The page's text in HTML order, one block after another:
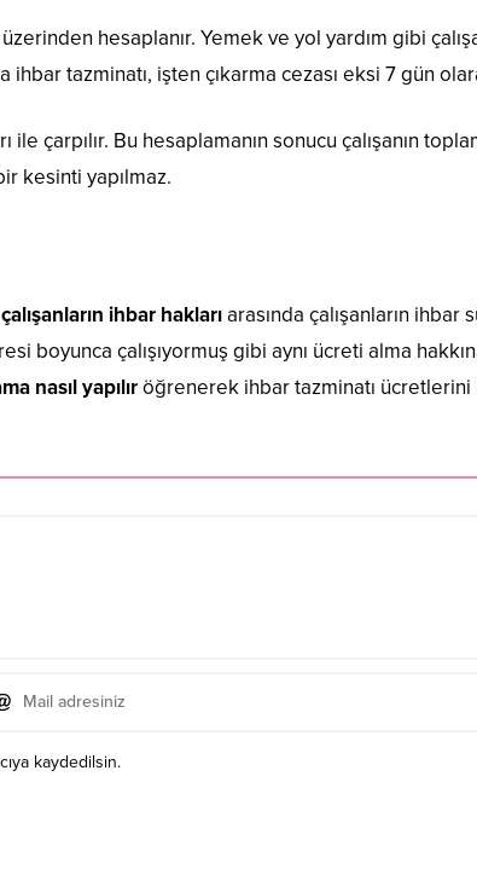
hesaplanır. Yemek ve yol yardım gibi
tazminatı, işten çıkarma cezası eksi 7 gün
çarpılır. Bu hesaplamanın sonucu çalışanın
kesinti yapılmaz.
çalışanların ihbar haklarıarasında çalışanların ihbar
boyunca çalışıyormuş gibi aynı ücreti alma
nasıl yapılıröğrenerek ihbar tazminatı ücretlerini
kaydedilsin.